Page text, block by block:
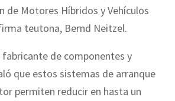
de Motores Híbridos y Vehículos
teutona, Bernd Neitzel.
de componentes y
que estos sistemas de arranque
permiten reducir en hasta un